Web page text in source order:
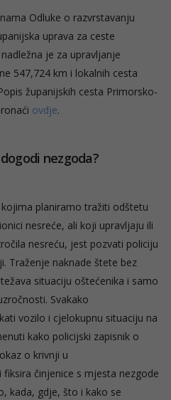
Odluke o razvrstavanju
uprava za ceste
je za upravljanje
547,724 km i lokalnih cesta
županijskih cesta Primorsko-
ovdje.
nezgoda?
planiramo tražiti odštetu
nesreće, ali koji upravljaju ili
nesreću, jest pozvati policiju
Traženje naknade štete bez
situaciju oštećenika i samo
Svakako
vozilo i cjelokupnu situaciju na
kako policijski zapisnik o
o krivnji u
činjenice s mjesta nezgode
kada, gdje, što i kako se